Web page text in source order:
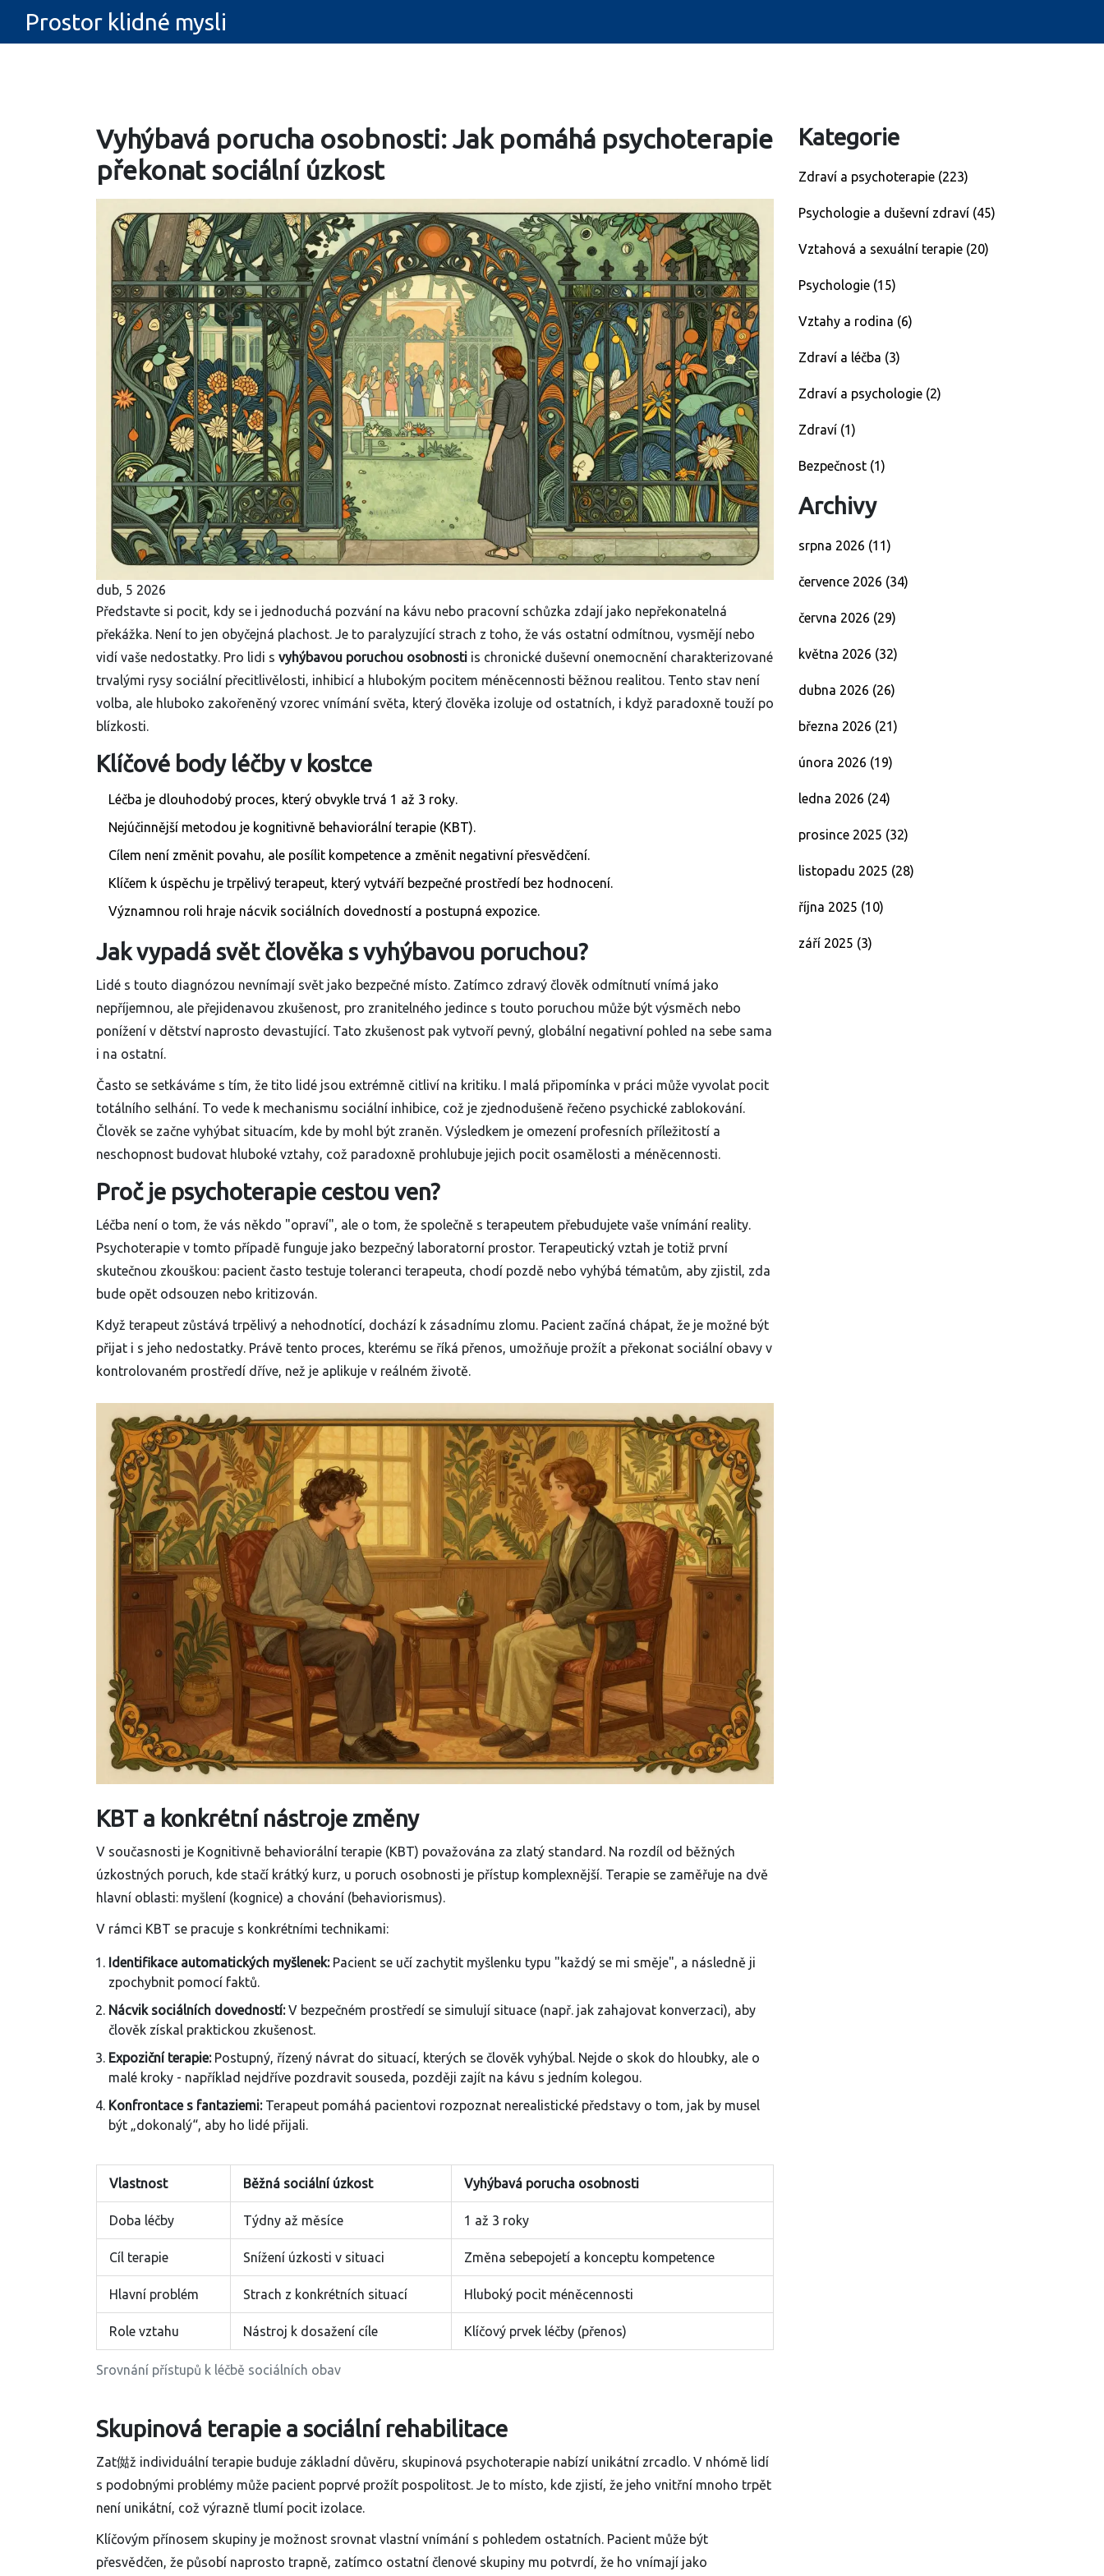
Prostor klidné mysli
Vyhýbavá porucha osobnosti: Jak pomáhá psychoterapie
překonat sociální úzkost
dub, 5 2026
Představte si pocit, kdy se i jednoduchá pozvání na kávu nebo pracovní schůzka zdají jako nepřekonatelná
překážka. Není to jen obyčejná plachost. Je to paralyzující strach z toho, že vás ostatní odmítnou, vysmějí nebo
vidí vaše nedostatky. Pro lidi s vyhýbavou poruchou osobnosti is chronické duševní onemocnění charakterizované
trvalými rysy sociální přecitlivělosti, inhibicí a hlubokým pocitem méněcennosti běžnou realitou. Tento stav není
volba, ale hluboko zakořeněný vzorec vnímání světa, který člověka izoluje od ostatních, i když paradoxně touží po
blízkosti.
Klíčové body léčby v kostce
Léčba je dlouhodobý proces, který obvykle trvá 1 až 3 roky.
Nejúčinnější metodou je kognitivně behaviorální terapie (KBT).
Cílem není změnit povahu, ale posílit kompetence a změnit negativní přesvědčení.
Klíčem k úspěchu je trpělivý terapeut, který vytváří bezpečné prostředí bez hodnocení.
Významnou roli hraje nácvik sociálních dovedností a postupná expozice.
Jak vypadá svět člověka s vyhýbavou poruchou?
Lidé s touto diagnózou nevnímají svět jako bezpečné místo. Zatímco zdravý člověk odmítnutí vnímá jako
nepříjemnou, ale přejidenavou zkušenost, pro zranitelného jedince s touto poruchou může být výsměch nebo
ponížení v dětství naprosto devastující. Tato zkušenost pak vytvoří pevný, globální negativní pohled na sebe sama
i na ostatní.
Často se setkáváme s tím, že tito lidé jsou extrémně citliví na kritiku. I malá připomínka v práci může vyvolat pocit
totálního selhání. To vede k mechanismu sociální inhibice, což je zjednodušeně řečeno psychické zablokování.
Člověk se začne vyhýbat situacím, kde by mohl být zraněn. Výsledkem je omezení profesních příležitostí a
neschopnost budovat hluboké vztahy, což paradoxně prohlubuje jejich pocit osamělosti a méněcennosti.
Proč je psychoterapie cestou ven?
Léčba není o tom, že vás někdo "opraví", ale o tom, že společně s terapeutem přebudujete vaše vnímání reality.
Psychoterapie v tomto případě funguje jako bezpečný laboratorní prostor. Terapeutický vztah je totiž první
skutečnou zkouškou: pacient často testuje toleranci terapeuta, chodí pozdě nebo vyhýbá tématům, aby zjistil, zda
bude opět odsouzen nebo kritizován.
Když terapeut zůstává trpělivý a nehodnotící, dochází k zásadnímu zlomu. Pacient začíná chápat, že je možné být
přijat i s jeho nedostatky. Právě tento proces, kterému se říká přenos, umožňuje prožít a překonat sociální obavy v
kontrolovaném prostředí dříve, než je aplikuje v reálném životě.
KBT a konkrétní nástroje změny
V současnosti je Kognitivně behaviorální terapie (KBT) považována za zlatý standard. Na rozdíl od běžných
úzkostných poruch, kde stačí krátký kurz, u poruch osobnosti je přístup komplexnější. Terapie se zaměřuje na dvě
hlavní oblasti: myšlení (kognice) a chování (behaviorismus).
V rámci KBT se pracuje s konkrétními technikami:
Identifikace automatických myšlenek:Pacient se učí zachytit myšlenku typu "každý se mi směje", a následně ji
zpochybnit pomocí faktů.
Nácvik sociálních dovedností:V bezpečném prostředí se simulují situace (např. jak zahajovat konverzaci), aby
člověk získal praktickou zkušenost.
Expoziční terapie:Postupný, řízený návrat do situací, kterých se člověk vyhýbal. Nejde o skok do hloubky, ale o
malé kroky - například nejdříve pozdravit souseda, později zajít na kávu s jedním kolegou.
Konfrontace s fantaziemi:Terapeut pomáhá pacientovi rozpoznat nerealistické představy o tom, jak by musel
být „dokonalý“, aby ho lidé přijali.
Srovnání přístupů k léčbě sociálních obav
Vlastnost Běžná sociální úzkost Vyhýbavá porucha osobnosti
Doba léčby Týdny až měsíce 1 až 3 roky
Cíl terapie Snížení úzkosti v situaci Změna sebepojetí a konceptu kompetence
Hlavní problém Strach z konkrétních situací Hluboký pocit méněcennosti
Role vztahu Nástroj k dosažení cíle Klíčový prvek léčby (přenos)
Skupinová terapie a sociální rehabilitace
Zat㑬ž individuální terapie buduje základní důvěru, skupinová psychoterapie nabízí unikátní zrcadlo. V nhómě lidí
s podobnými problémy může pacient poprvé prožít pospolitost. Je to místo, kde zjistí, že jeho vnitřní mnoho trpět
není unikátní, což výrazně tlumí pocit izolace.
Klíčovým přínosem skupiny je možnost srovnat vlastní vnímání s pohledem ostatních. Pacient může být
přesvědčen, že působí naprosto trapně, zatímco ostatní členové skupiny mu potvrdí, že ho vnímají jako
Kategorie
Zdraví a psychoterapie (223)
Psychologie a duševní zdraví (45)
Vztahová a sexuální terapie (20)
Psychologie (15)
Vztahy a rodina (6)
Zdraví a léčba (3)
Zdraví a psychologie (2)
Zdraví (1)
Bezpečnost (1)
Archivy
srpna 2026 (11)
července 2026 (34)
června 2026 (29)
května 2026 (32)
dubna 2026 (26)
března 2026 (21)
února 2026 (19)
ledna 2026 (24)
prosince 2025 (32)
listopadu 2025 (28)
října 2025 (10)
září 2025 (3)